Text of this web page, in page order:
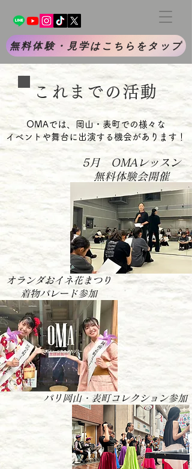
無料体験・見学はこちらをタップ
これまでの活動
OMAでは、岡山・表町での様々な
イベントや舞台に出演する機会があります！
5月 OMAレッスン
無料体験会開催
オランダおイネ花まつり
​着物パレード参加
​パリ岡山・表町コレクション参加